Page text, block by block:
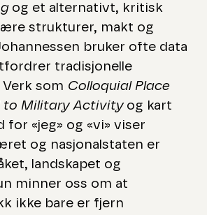
og et alternativt, kritisk
strukturer, makt og
bruker ofte data
tradisjonelle
som Colloquial Place
to Military Activityog kart
for «jeg» og «vi» viser
og nasjonalstaten er
landskapet og
minner oss om at
ikke bare er fjern